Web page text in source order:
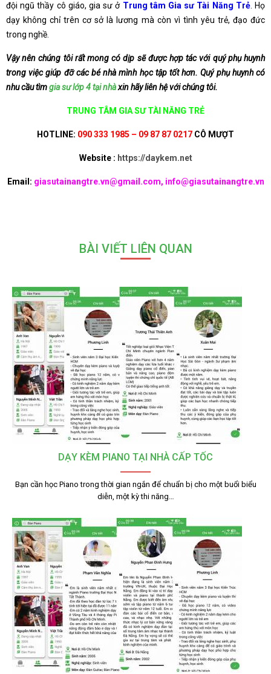
đội ngũ thầy cô giáo, gia sư ở Trung tâm Gia sư Tài Năng Trẻ. Họ
dạy không chỉ trên cơ sở là lương mà còn vì tình yêu trẻ, đạo đức
trong nghề.
Vậy nên chúng tôi rất mong có dịp sẽ được hợp tác với quý phụ huynh
trong việc giúp đỡ các bé nhà mình học tập tốt hơn. Quý phụ huynh có
nhu cầu tìmgia sư lớp 4 tại nhàxin hãy liên hệ với chúng tôi.
TRUNG TÂM GIA SƯ TÀI NĂNG TRẺ
HOTLINE: 090 333 1985 – 09 87 87 0217 CÔ MƯỢT
Website : https://daykem.net
Email: giasutainangtre.vn@gmail.com, info@giasutainangtre.vn
BÀI VIẾT LIÊN QUAN
DẠY KÈM PIANO TẠI NHÀ CẤP TỐC
Bạn cần học Piano trong thời gian ngắn để chuẩn bị cho một buổi biểu
diễn, một kỳ thi năng…